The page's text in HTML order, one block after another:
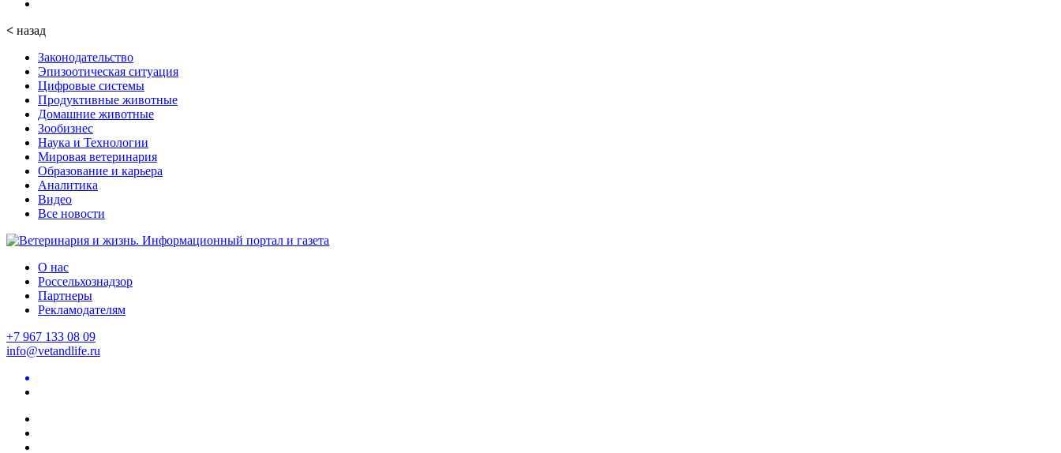
< назад
Законодательство
Эпизоотическая ситуация
Цифровые системы
Продуктивные животные
Домашние животные
Зообизнес
Наука и Технологии
Мировая ветеринария
Образование и карьера
Аналитика
Видео
Все новости
О нас
Россельхознадзор
Партнеры
Рекламодателям
+7 967 133 08 09
info@vetandlife.ru